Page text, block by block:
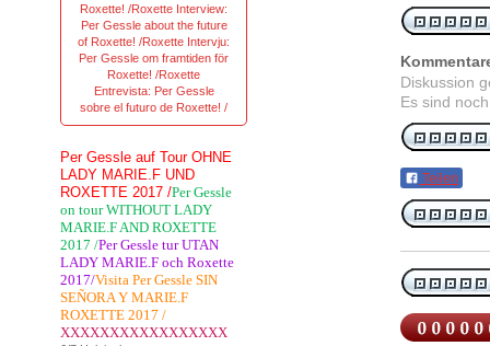
Diskussion
Es sind
Teilen
Roxette! /Roxette Interview:
Per Gessle about the future
of Roxette! /Roxette Intervju:
Per Gessle om framtiden för
Roxette! /Roxette
Entrevista: Per Gessle
sobre el futuro de Roxette! /
Per Gessle auf Tour OHNE
LADY MARIE.F UND
ROXETTE 2017 /Per Gessle
on tour WITHOUT LADY
MARIE.F AND ROXETTE
2017 /Per Gessle tur UTAN
LADY MARIE.F och Roxette
2017/Visita Per Gessle SIN
SEÑORA Y MARIE.F
ROXETTE 2017 /
XXXXXXXXXXXXXXXXX